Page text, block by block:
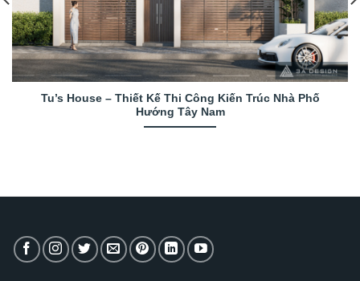
Tu’s House – Thiết Kế Thi Công Kiến Trúc Nhà Phố
Hướng Tây Nam